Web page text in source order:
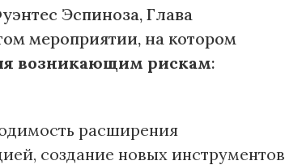
Эспиноза, Глава
мероприятии, на котором
возникающим рискам:
расширения
создание новых инструментов